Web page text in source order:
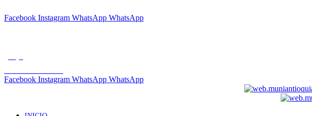
Facebook Instagram WhatsApp WhatsApp
Facebook Instagram WhatsApp WhatsApp